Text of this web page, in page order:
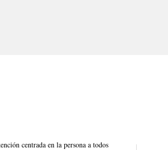
centrada en la persona a todos